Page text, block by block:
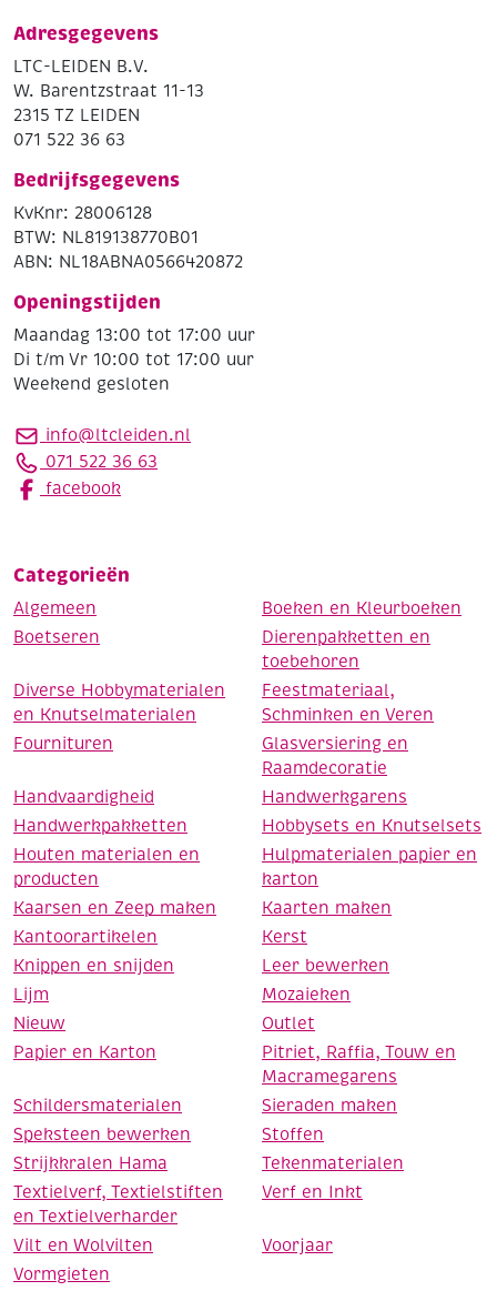
Adresgegevens
LTC-LEIDEN B.V.
W. Barentzstraat 11-13
2315 TZ LEIDEN
071 522 36 63
Bedrijfsgegevens
KvKnr: 28006128
BTW: NL819138770B01
ABN: NL18ABNA0566420872
Openingstijden
Maandag 13:00 tot 17:00 uur
Di t/m Vr 10:00 tot 17:00 uur
Weekend gesloten
info@ltcleiden.nl
071 522 36 63
facebook
Categorieën
Algemeen
Boeken en Kleurboeken
Boetseren
Dierenpakketten en
toebehoren
Diverse Hobbymaterialen
en Knutselmaterialen
Feestmateriaal,
Schminken en Veren
Fournituren
Glasversiering en
Raamdecoratie
Handvaardigheid
Handwerkgarens
Handwerkpakketten
Hobbysets en Knutselsets
Houten materialen en
producten
Hulpmaterialen papier en
karton
Kaarsen en Zeep maken
Kaarten maken
Kantoorartikelen
Kerst
Knippen en snijden
Leer bewerken
Lijm
Mozaieken
Nieuw
Outlet
Papier en Karton
Pitriet, Raffia, Touw en
Macramegarens
Schildersmaterialen
Sieraden maken
Speksteen bewerken
Stoffen
Strijkkralen Hama
Tekenmaterialen
Textielverf, Textielstiften
en Textielverharder
Verf en Inkt
Vilt en Wolvilten
Voorjaar
Vormgieten